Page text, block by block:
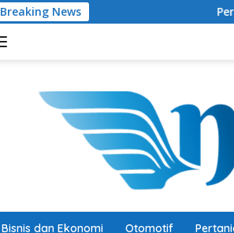
Breaking News Pertumbuhan 5,29
Bisnis dan Ekonomi Otomotif